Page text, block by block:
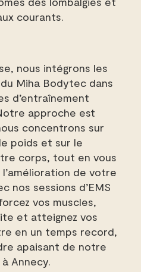
courants.
nous intégrons les
Miha Bodytec dans
d’entraînement
approche est
concentrons sur
poids et sur le
corps, tout en vous
de votre
nos sessions d’EMS
vos muscles,
et atteignez vos
en un temps record,
apaisant de notre
Annecy.